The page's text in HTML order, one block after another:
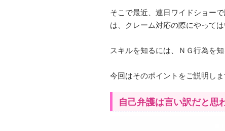
そこで最近、連日ワイドショー
は、クレーム対応の際にやって
スキルを知るには、ＮＧ行為を
今回はそのポイントをご説明しま
自己弁護は言い訳だと思